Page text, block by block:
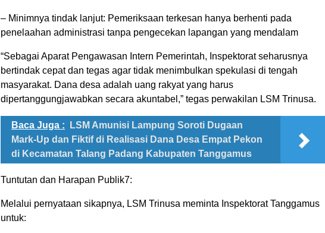
– Minimnya tindak lanjut: Pemeriksaan terkesan hanya berhenti pada
penelaahan administrasi tanpa pengecekan lapangan yang mendalam
“Sebagai Aparat Pengawasan Intern Pemerintah, Inspektorat seharusnya
bertindak cepat dan tegas agar tidak menimbulkan spekulasi di tengah
masyarakat. Dana desa adalah uang rakyat yang harus
dipertanggungjawabkan secara akuntabel,” tegas perwakilan LSM Trinusa.
Baca Juga :
LSM Amunisi Lampung Soroti Dugaan
Mark-Up dan Fiktif di Realisasi Dana Desa Empat Pekon
di Kecamatan Talang Padang Kabupaten Tanggamus
Tuntutan dan Harapan Publik7:
Melalui pernyataan sikapnya, LSM Trinusa meminta Inspektorat Tanggamus
untuk: